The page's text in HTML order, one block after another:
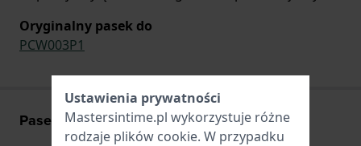
Oryginalny pasek do
PCW003P1
Pasek - informacje
Ustawienia prywatności
Mastersintime.pl wykorzystuje różne
rodzaje plików cookie. W przypadku